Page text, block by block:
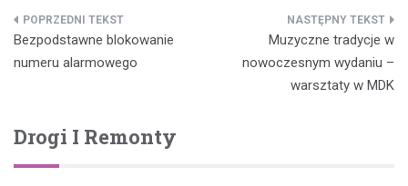
Nawigacja
wpisu
Bezpodstawne blokowanie
numeru alarmowego
Muzyczne tradycje w
nowoczesnym wydaniu –
warsztaty w MDK
Drogi I Remonty